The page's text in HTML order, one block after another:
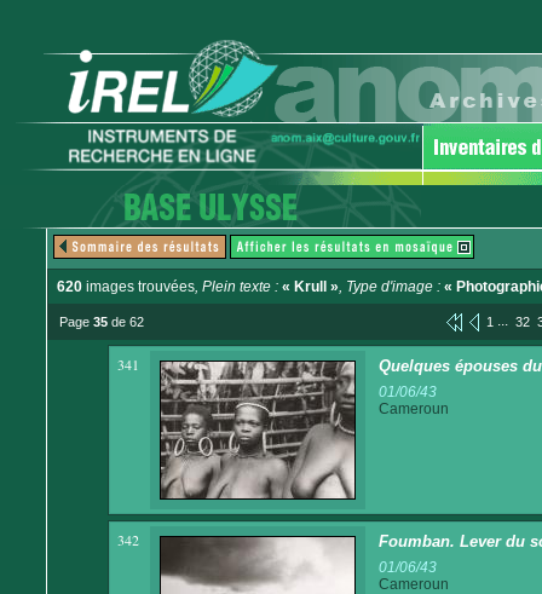
620 images trouvées, Plein texte : « Krull », Type d'image : «
Page 35 de 62 1 ... 32
341 Quelques épouses
01/06/43
Cameroun
342 Foumban. Lever du
01/06/43
Cameroun